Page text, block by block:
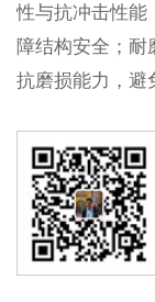
性与抗冲击性能
障结构安全；耐
抗磨损能力，避